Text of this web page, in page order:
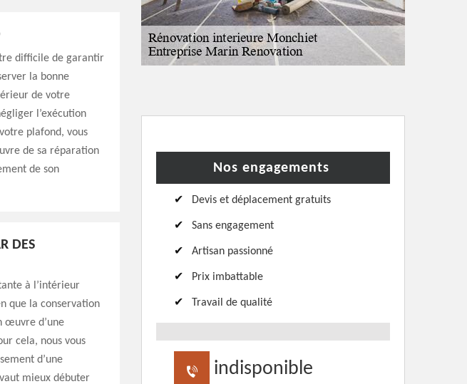
difficile de garantir
la bonne
de votre
l’exécution
plafond, vous
de sa réparation
de son
DES
à l’intérieur
que la conservation
œuvre d’une
cela, nous vous
d’une
mieux débuter
Nos engagements
Devis et déplacement gratuits
Sans engagement
Artisan passionné
Prix imbattable
Travail de qualité
indisponible